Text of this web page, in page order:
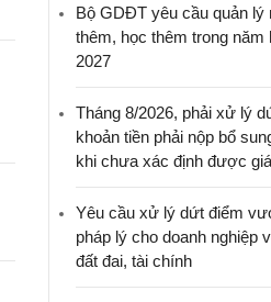
Bộ GDĐT yêu cầu quản lý
thêm, học thêm trong năm
2027
Tháng 8/2026, phải xử lý
khoản tiền phải nộp bổ
khi chưa xác định được
Yêu cầu xử lý dứt điểm
pháp lý cho doanh nghiệp
đất đai, tài chính